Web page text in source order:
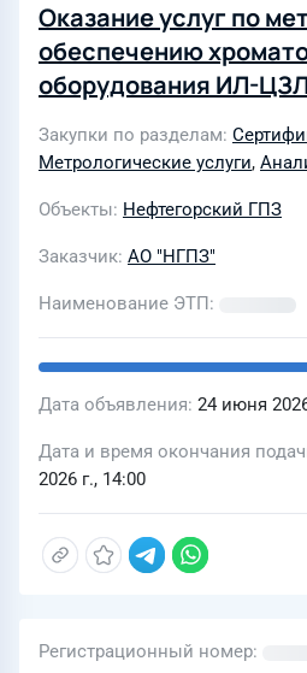
Оказание услуг по
обеспечению
оборудования ИЛ-
Закупки по разделам
Метрологические услуги,
Объекты Нефтегорский ГПЗ
Заказчик АО "НГПЗ"
Наименование ЭТП
Дата объявления 24 июня
Дата и время окончания
2026 г., 14:00
Регистрационный номер